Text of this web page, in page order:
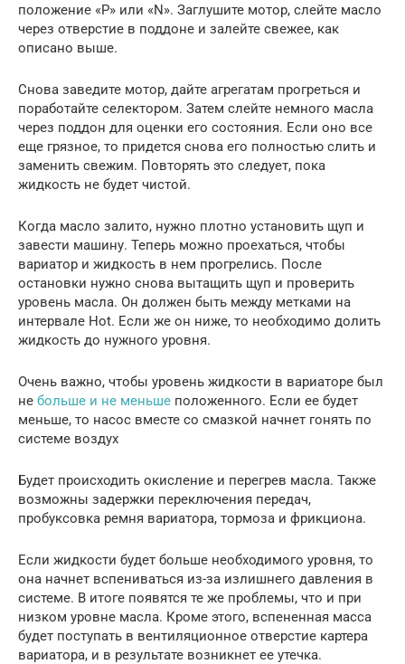
положение «P» или «N». Заглушите мотор, слейте масло
через отверстие в поддоне и залейте свежее, как
описано выше.
Снова заведите мотор, дайте агрегатам прогреться и
поработайте селектором. Затем слейте немного масла
через поддон для оценки его состояния. Если оно все
еще грязное, то придется снова его полностью слить и
заменить свежим. Повторять это следует, пока
жидкость не будет чистой.
Когда масло залито, нужно плотно установить щуп и
завести машину. Теперь можно проехаться, чтобы
вариатор и жидкость в нем прогрелись. После
остановки нужно снова вытащить щуп и проверить
уровень масла. Он должен быть между метками на
интервале Hot. Если же он ниже, то необходимо долить
жидкость до нужного уровня.
Очень важно, чтобы уровень жидкости в вариаторе был
не больше и не меньше положенного. Если ее будет
меньше, то насос вместе со смазкой начнет гонять по
системе воздух
Будет происходить окисление и перегрев масла. Также
возможны задержки переключения передач,
пробуксовка ремня вариатора, тормоза и фрикциона.
Если жидкости будет больше необходимого уровня, то
она начнет вспениваться из-за излишнего давления в
системе. В итоге появятся те же проблемы, что и при
низком уровне масла. Кроме этого, вспененная масса
будет поступать в вентиляционное отверстие картера
вариатора, и в результате возникнет ее утечка.